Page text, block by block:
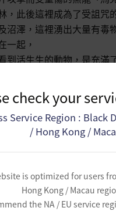
check your
Service Region : Black
/ Hong Kong /
is optimized for users
Hong Kong / Macau
the NA / EU service
，此後這裡成為了受詛咒
沼澤，這裡湧出大量有毒
一起，
到活生生的動物，是充滿
評分
55Lv~
★★☆☆
要稍
★★★★
☆
一起狩獵